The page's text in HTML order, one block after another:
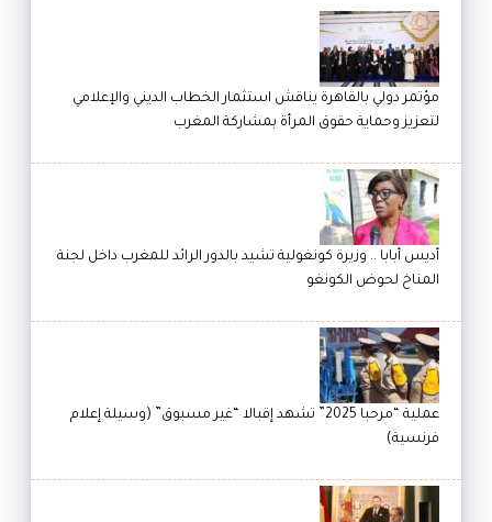
مؤتمر دولي بالقاهرة يناقش استثمار الخطاب الديني والإعلامي
لتعزيز وحماية حقوق المرأة بمشاركة المغرب
أديس أبابا .. وزيرة كونغولية تشيد بالدور الرائد للمغرب داخل لجنة
المناخ لحوض الكونغو
عملية “مرحبا 2025” تشهد إقبالا “غير مسبوق” (وسيلة إعلام
فرنسية)